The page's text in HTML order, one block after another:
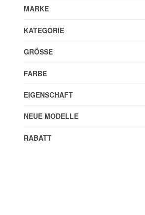
MARKE
KATEGORIE
GRÖSSE
FARBE
EIGENSCHAFT
NEUE MODELLE
RABATT